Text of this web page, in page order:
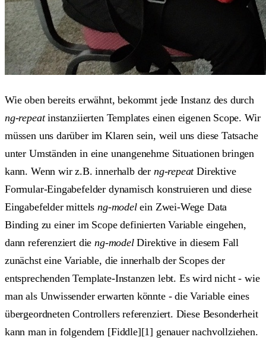
Wie oben bereits erwähnt, bekommt jede Instanz des durch
ng-repeatinstanziierten Templates einen eigenen Scope. Wir
müssen uns darüber im Klaren sein, weil uns diese Tatsache
unter Umständen in eine unangenehme Situationen bringen
kann. Wenn wir z.B. innerhalb der ng-repeatDirektive
Formular-Eingabefelder dynamisch konstruieren und diese
Eingabefelder mittelsng-modelein Zwei-Wege Data
Binding zu einer im Scope definierten Variable eingehen,
dann referenziert dieng-modelDirektive in diesem Fall
zunächst eine Variable, die innerhalb der Scopes der
entsprechenden Template-Instanzen lebt. Es wird nicht - wie
man als Unwissender erwarten könnte - die Variable eines
übergeordneten Controllers referenziert. Diese Besonderheit
kann man in folgendem [Fiddle][1] genauer nachvollziehen.